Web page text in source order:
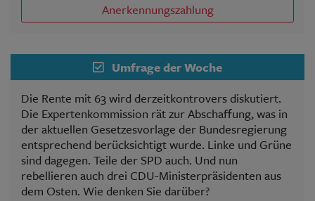
Anerkennungszahlung
Umfrage der Woche
Die Rente mit 63 wird derzeitkontrovers diskutiert.
Die Expertenkommission rät zur Abschaffung, was in
der aktuellen Gesetzesvorlage der Bundesregierung
entsprechend berücksichtigt wurde. Linke und Grüne
sind dagegen. Teile der SPD auch. Und nun
rebellieren auch drei CDU-Ministerpräsidenten aus
dem Osten. Wie denken Sie darüber?